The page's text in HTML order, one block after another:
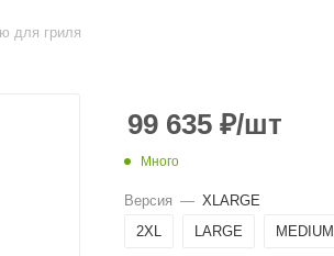
для гриля
99 635 ₽/шт
Много
Версия — XLARGE
2XL
LARGE MEDIUM